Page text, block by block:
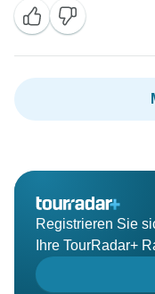
Registrieren Sie
Ihre TourRadar+